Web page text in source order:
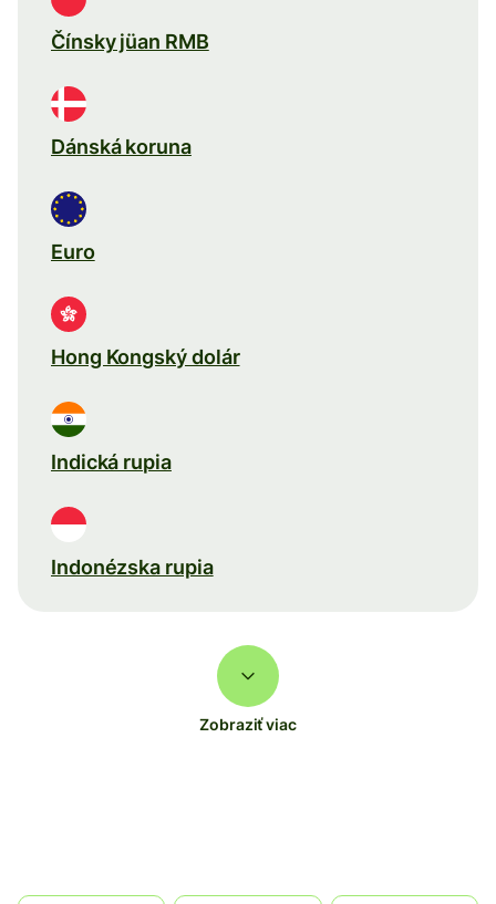
Čínsky jüan RMB
Dánská koruna
Euro
Hong Kongský dolár
Indická rupia
Indonézska rupia
Zobraziť viac